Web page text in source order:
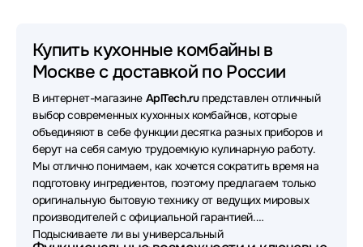
Кухонные комбайны Deerma
Купить кухонные комбайны в
Москве с доставкой по России
В интернет-магазине AplTech.ruпредставлен отличный
выбор современных кухонных комбайнов, которые
объединяют в себе функции десятка разных приборов и
берут на себя самую трудоемкую кулинарную работу.
Мы отлично понимаем, как хочется сократить время на
подготовку ингредиентов, поэтому предлагаем только
оригинальную бытовую технику от ведущих мировых
производителей с официальной гарантией.
Подыскиваете ли вы универсальный